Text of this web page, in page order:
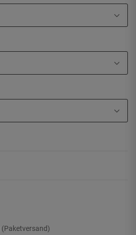
(Paketversand)